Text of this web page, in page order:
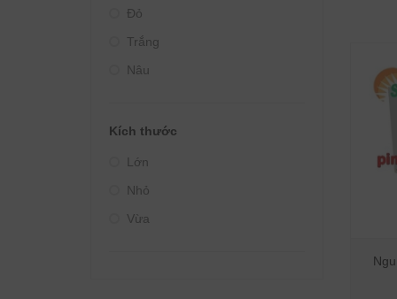
Đỏ
Trắng
Nâu
Kích thước
Lớn
Nhỏ
Vừa